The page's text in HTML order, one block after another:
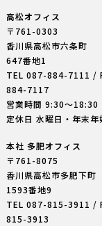
高松オフィス
〒761-0303
香川県高松市六条町
647番地1
TEL 087-884-7111 /
884-7117
営業時間 9:30〜18:30
定休日 水曜日・年末年
本社 多肥オフィス
〒761-8075
香川県高松市多肥下町
1593番地9
TEL 087-815-3911 /
815-3913